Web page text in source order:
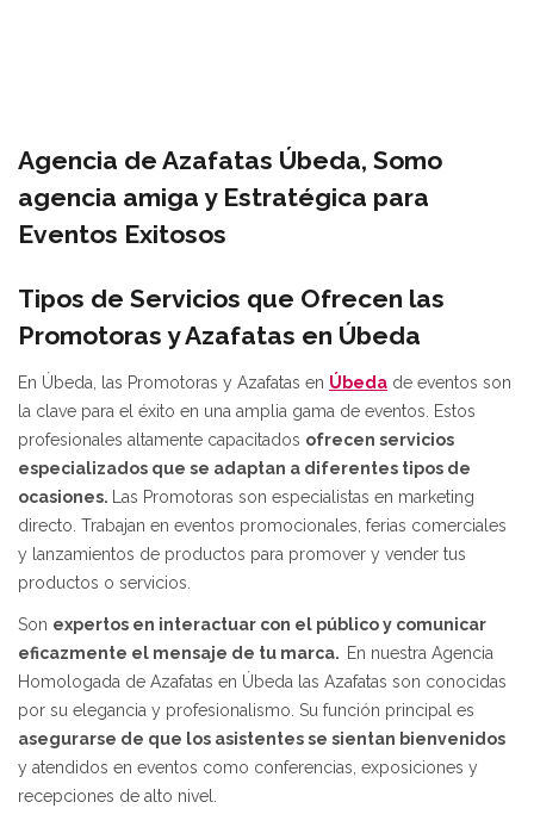
Agencia de Azafatas Úbeda, Somo
agencia amiga y Estratégica para
Eventos Exitosos
Tipos de Servicios que Ofrecen las
Promotoras y Azafatas en Úbeda
En Úbeda, las Promotoras y Azafatas en Úbeda de eventos son
la clave para el éxito en una amplia gama de eventos. Estos
profesionales altamente capacitados ofrecen servicios
especializados que se adaptan a diferentes tipos de
ocasiones. Las Promotoras son especialistas en marketing
directo. Trabajan en eventos promocionales, ferias comerciales
y lanzamientos de productos para promover y vender tus
productos o servicios.
Son expertos en interactuar con el público y comunicar
eficazmente el mensaje de tu marca. En nuestra Agencia
Homologada de Azafatas en Úbeda las Azafatas son conocidas
por su elegancia y profesionalismo. Su función principal es
asegurarse de que los asistentes se sientan bienvenidos
y atendidos en eventos como conferencias, exposiciones y
recepciones de alto nivel.